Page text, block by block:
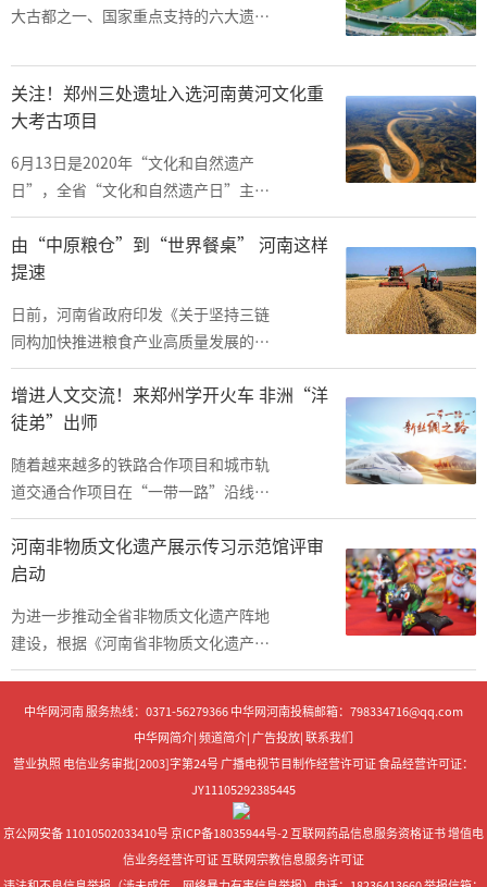
大古都之一、国家重点支持的六大遗址
市。
关注！郑州三处遗址入选河南黄河文化重
大考古项目
6月13日是2020年“文化和自然遗产
日”，全省“文化和自然遗产日”主场
活动在二里头夏都遗址博物馆开幕，黄
河文化重大考古项目启动仪式同时举
行。
由“中原粮仓”到“世界餐桌” 河南这样
提速
日前，河南省政府印发《关于坚持三链
同构加快推进粮食产业高质量发展的意
见》，提出到2025年，全省粮油加工
转化率达到90%以上，主食产业化率
达到65%以上。
增进人文交流！来郑州学开火车 非洲“洋
徒弟”出师
随着越来越多的铁路合作项目和城市轨
道交通合作项目在“一带一路”沿线国
家落地，以中土建和中铁二局为代表的
中国企业成为穿行在世界各地的“中国
建设”品牌的建设者和推动者。
河南非物质文化遗产展示传习示范馆评审
启动
为进一步推动全省非物质文化遗产阵地
建设，根据《河南省非物质文化遗产展
示传习示范馆管理办法》，即日起，该
习示范馆”评审推荐工作。
中华网河南 服务热线：0371-56279366 中华网河南投稿邮箱：798334716@qq.com
中华网简介|频道简介| 广告投放|联系我们
营业执照 电信业务审批[2003]字第24号广播电视节目制作经营许可证食品经营许可证：
JY11105292385445
京公网安备 11010502033410号京ICP备18035944号-2互联网药品信息服务资格证书增值电
信业务经营许可证互联网宗教信息服务许可证